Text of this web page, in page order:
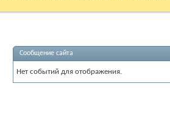
Сообщение сайта
Нет событий для отображения.